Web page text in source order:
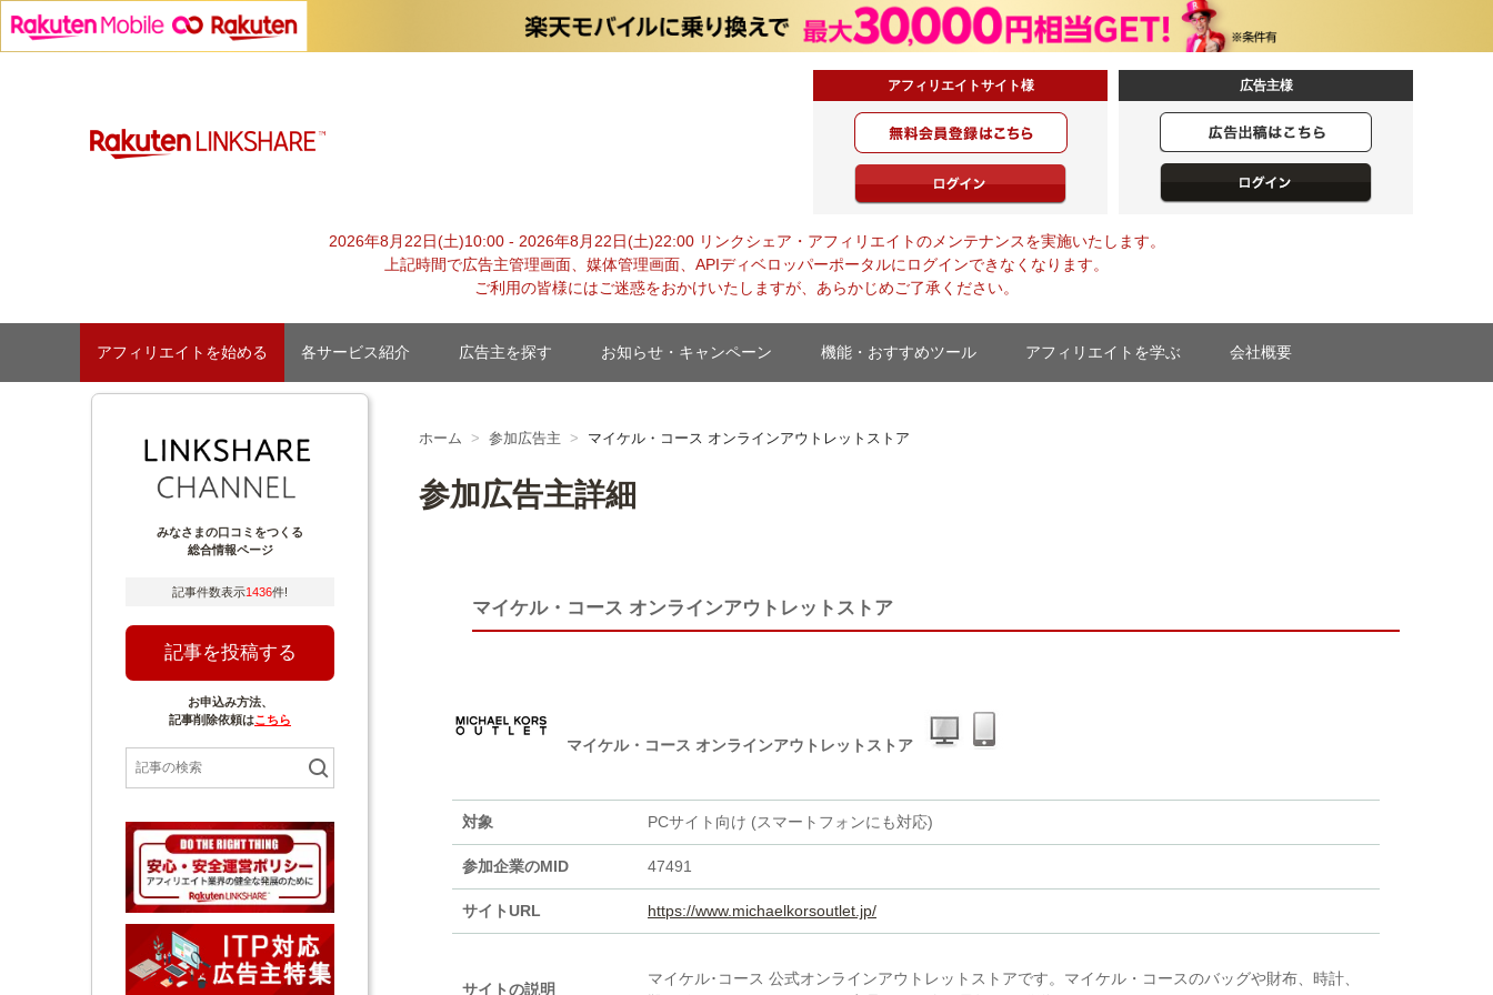
advertiser-html
アフィリエイトサイト様 広告主様
2026年8月22日(土)10:00 - 2026年8月22日(土)22:00 リンクシェア・アフィリエイトのメンテナンスを実施いたします。
上記時間で広告主管理画面、媒体管理画面、APIディベロッパーポータルにログインできなくなります。
ご利用の皆様にはご迷惑をおかけいたしますが、あらかじめご了承ください。
アフィリエイトを始める 各サービス紹介 広告主を探す お知らせ・キャンペーン 機能・おすすめツール アフィリエイトを学ぶ 会社概要
ホーム 参加広告主 マイケル・コース オンラインアウトレットストア
参加広告主詳細
マイケル・コース オンラインアウトレットストア
マイケル・コース オンラインアウトレットストア
対象 PCサイト向け (スマートフォンにも対応)
参加企業のMID 47491
サイトURL https://www.michaelkorsoutlet.jp/
サイトの説明
マイケル･コース 公式オンラインアウトレットストアです。マイケル・コースのバッグや財布、時計、
みなさまの口コミをつくる
総合情報ページ
記事件数表示1436件!
記事を投稿する
お申込み方法、
記事削除依頼はこちら